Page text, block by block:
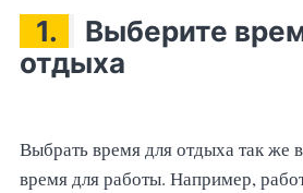
1.
Выберите
отдыха
Выбрать время для отдыха так же
время для работы. Например,